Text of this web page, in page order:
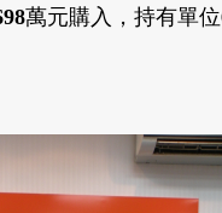
萬元購 入 ， 持有單位